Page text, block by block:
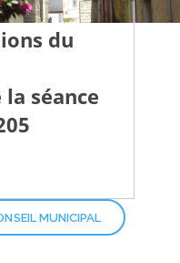
du
séance
MUNICIPAL